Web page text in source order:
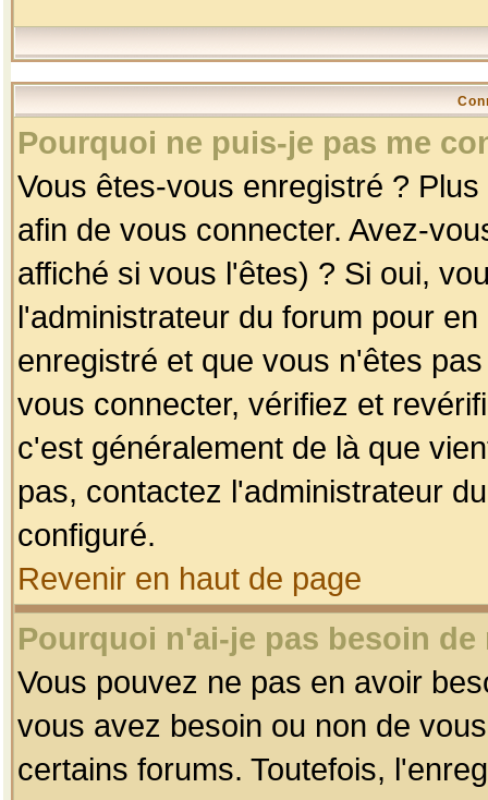
Pourquoi ne puis-je pas me
Vous êtes-vous enregistré ?
afin de vous connecter. Avez-
affiché si vous l'êtes) ? Si oui,
l'administrateur du forum pour
enregistré et que vous n'êtes
vous connecter, vérifiez et
c'est généralement de là que
pas, contactez l'administrateur
configuré.
Revenir en haut de page
Pourquoi n'ai-je pas besoin
Vous pouvez ne pas en avoir
vous avez besoin ou non de
certains forums. Toutefois,